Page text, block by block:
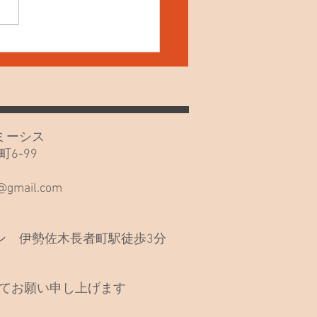
ーシス
6-99
伊勢佐木長者町駅徒歩3分
お願い申し上げます